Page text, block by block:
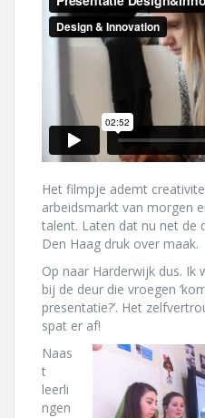
Het filmpje ademt
arbeidsmarkt van morgen
talent. Laten dat nu net de
Den Haag druk over maak.
Op naar Harderwijk dus. Ik
bij de deur die vroegen
presentatie?’. Het
spat er af!
Naas
t
leerli
ngen